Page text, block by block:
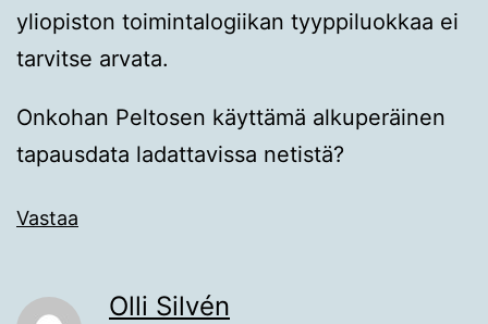
yliopiston toimintalogiikan tyyppiluokkaa ei
tarvitse arvata.
Onkohan Peltosen käyttämä alkuperäinen
tapausdata ladattavissa netistä?
Vastaa
Olli Silvén